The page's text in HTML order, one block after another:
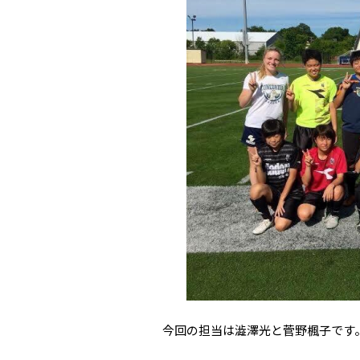
今回の担当は澁澤光と菅野楓子です